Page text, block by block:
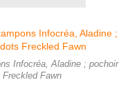
Infocréa, Aladine ; pochoir
Fawn